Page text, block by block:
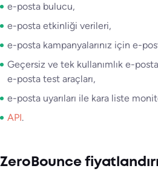
e-posta bulucu,
e-posta etkinliği verileri,
e-posta kampanyalarınız için e-
Geçersiz ve tek kullanımlık e-
e-posta test araçları,
e-posta uyarıları ile kara liste
API.
ZeroBounce